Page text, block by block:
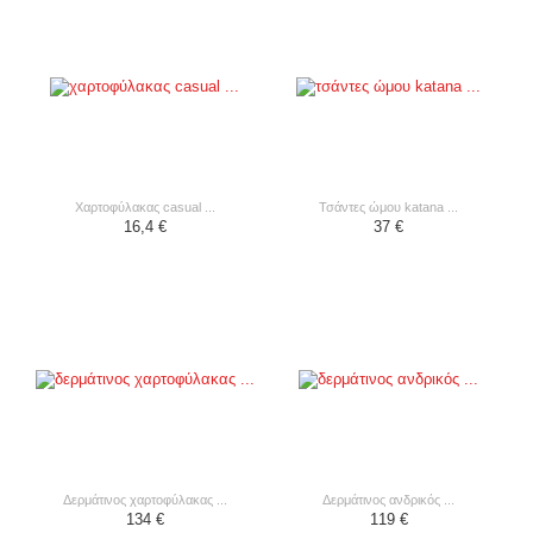
χαρτοφύλακας casual ...
16,4 €
τσάντες ώμου katana ...
37 €
δερμάτινος χαρτοφύλακας ...
134 €
δερμάτινος ανδρικός ...
119 €